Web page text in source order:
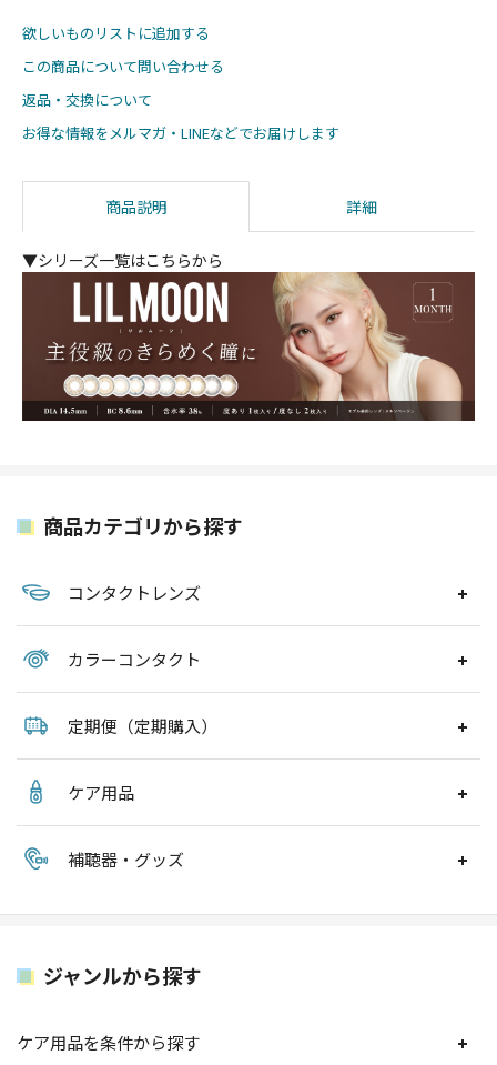
欲しいものリストに追加する
この商品について問い合わせる
返品・交換について
お得な情報をメルマガ・LINEなどでお届けします
商品説明 詳細
▼シリーズ一覧はこちらから
商品カテゴリから探す
コンタクトレンズ
カラーコンタクト
定期便（定期購入）
ケア用品
補聴器・グッズ
ジャンルから探す
ケア用品を条件から探す